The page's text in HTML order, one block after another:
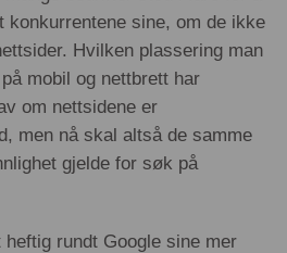
konkurrentene sine, om de ikke
Hvilken plassering man
mobil og nettbrett har
om nettsidene er
men nå skal altså de samme
gjelde for søk på
rundt Google sine mer